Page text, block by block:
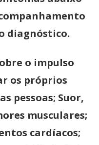
diagnóstico.
o impulso
os próprios
pessoas; Suor,
musculares;
cardíacos;